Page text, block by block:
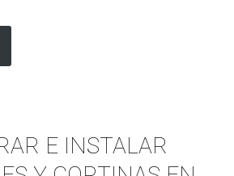
E INSTALAR